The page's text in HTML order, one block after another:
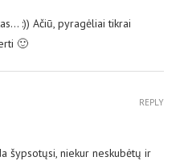
:)) Ačiū, pyragėliai tikrai
🙂
šypsotųsi, niekur neskubėtų ir
REPLY